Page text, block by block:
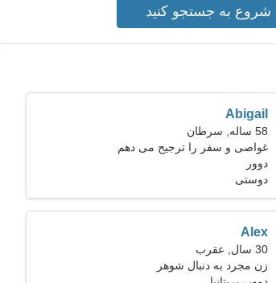
Abigail
58 ساله, سرطان
غواصی و سفر را ترجیح می دهم
دوور
دوستی
Alex
30 سال, عقرب
زن مجرد به دنبال شوهر